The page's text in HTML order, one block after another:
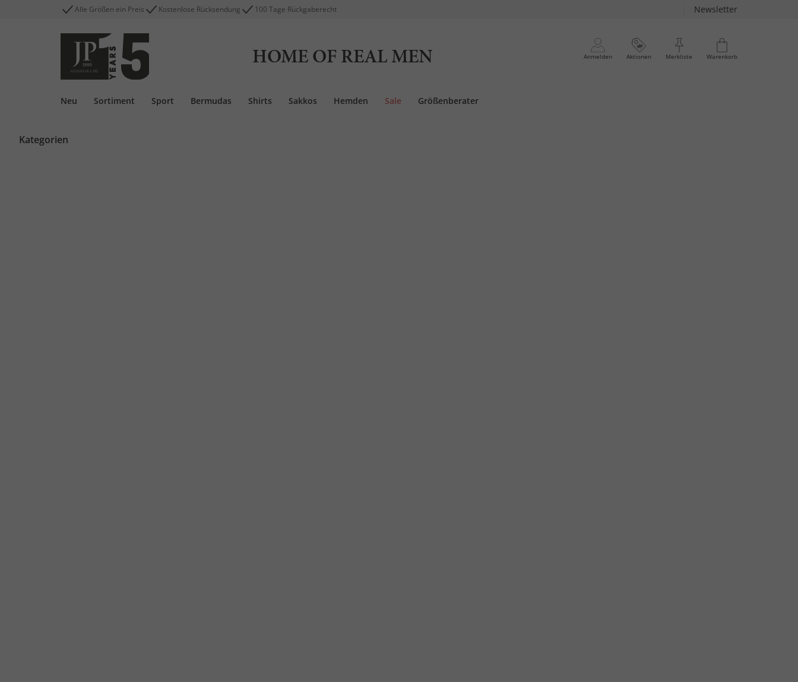
Alle Größen ein Preis Kostenlose Rücksendung 100 Tage Rückgaberecht Newsletter
HOME OF REAL MEN Anmelden Aktionen Merkliste Warenkorb
Neu Sortiment Sport Bermudas Shirts Sakkos Hemden Sale Größenberater
Kategorien